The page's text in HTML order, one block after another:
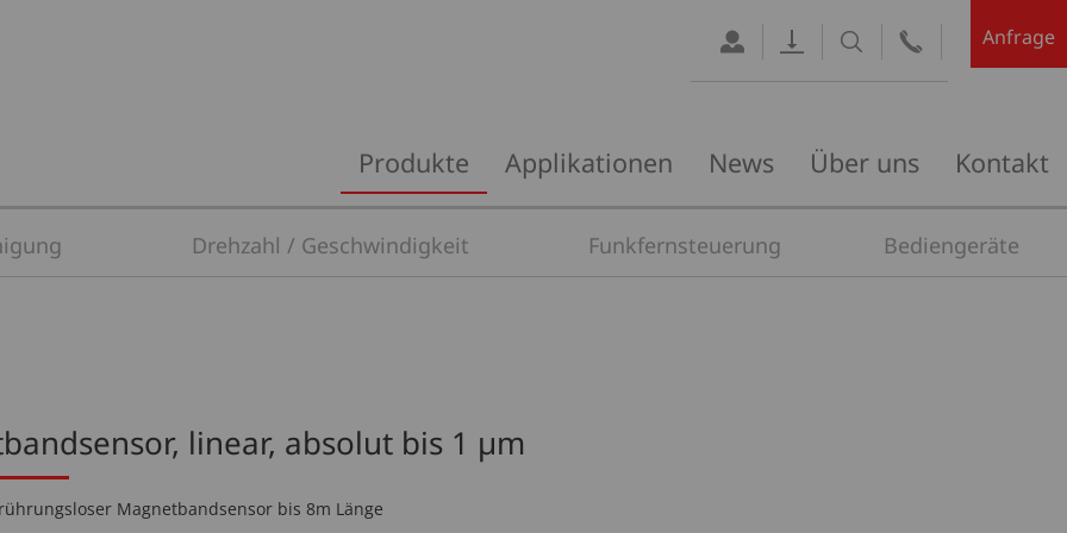
Anfrage
überspringen
Produkte Applikationen News Über uns Kontakt
Drehzahl / Geschwindigkeit Funkfernsteuerung Bediengeräte
linear, absolut bis 1 µm
Magnetbandsensor bis 8m Länge